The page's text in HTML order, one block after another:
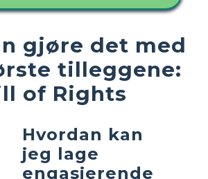
gjøre det med
tilleggene:
of Rights
Hvordan kan
jeg lage
engasjerende